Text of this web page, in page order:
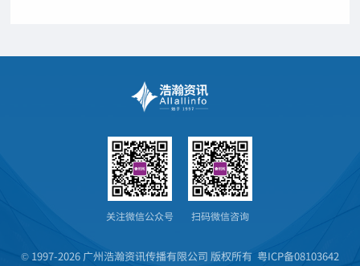
关注微信公众号 扫码微信咨询
© 1997-2026 广州浩瀚资讯传播有限公司 版权所有 粤ICP备08103642